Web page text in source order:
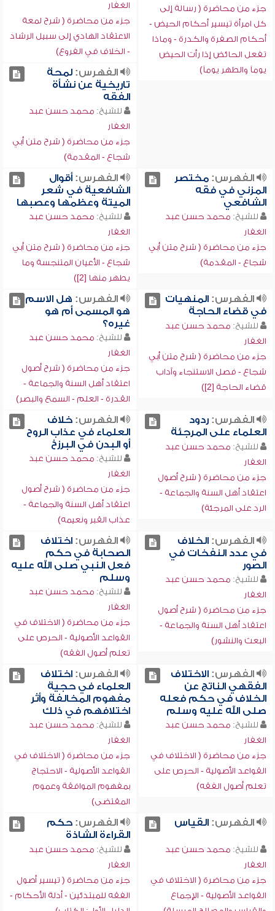
جزء من محاضرة ( رسالة إلى
كل امرأة تيسير أحكام الحيض -
أحكام الصفرة والكدرة - وماذا
تفعل الحائض إذا رأت الحيض
يوماً والطهر يوماً)
الغفار
جزء من محاضرة ( شرح لمعة
الاعتقاد الهادي إلى سبيل الرشاد
- الخلاف في الفروع)
الفهرس:لمحة
تاريخية عن نشأة
الفقه
للشيخ: محمد حسن عبد
الغفار
جزء من محاضرة ( شرح متن أبي
شجاع - المقدمة)
الفهرس:مختصر
المزني في فقه
الشافعي
للشيخ: محمد حسن عبد
الغفار
جزء من محاضرة ( شرح متن أبي
شجاع - المقدمة)
الفهرس:أقوال
الشافعية في شعر
الميتة وعظمها وعصبها
للشيخ: محمد حسن عبد
الغفار
جزء من محاضرة ( شرح متن أبي
شجاع - الأعيان المتنجسة وما
يطهر منها [2])
الفهرس:المنهيات
في قضاء الحاجة
للشيخ: محمد حسن عبد
الغفار
جزء من محاضرة ( شرح متن أبي
شجاع - فصل الاستنجاء وآداب
قضاء الحاجة [2])
الفهرس: هل الاسم
هو المسمى أم هو
غيره؟
للشيخ: محمد حسن عبد
الغفار
جزء من محاضرة ( شرح أصول
اعتقاد أهل السنة والجماعة -
القدرة - العلم - السمع والبصر)
الفهرس:ردود
العلماء على المرجئة
للشيخ: محمد حسن عبد
الغفار
جزء من محاضرة ( شرح أصول
اعتقاد أهل السنة والجماعة -
الرد على المرجئة)
الفهرس:خلاف
العلماء في عذاب الروح
أو البدن في البرزخ
للشيخ: محمد حسن عبد
الغفار
جزء من محاضرة ( شرح أصول
اعتقاد أهل السنة والجماعة -
عذاب القبر ونعيمه)
الفهرس:الخلاف
في عدد النفخات في
الصور
للشيخ: محمد حسن عبد
الغفار
جزء من محاضرة ( شرح أصول
اعتقاد أهل السنة والجماعة -
البعث والنشور)
الفهرس:اختلاف
الصحابة في حكم
فعل النبي صلى الله عليه
وسلم
للشيخ: محمد حسن عبد
الغفار
جزء من محاضرة ( الاختلاف في
القواعد الأصولية - الحرص على
تعلم أصول الفقه)
الفهرس:الاختلاف
الفقهي الناتج عن
الخلاف في حكم فعله
صلى الله عليه وسلم
للشيخ: محمد حسن عبد
الغفار
جزء من محاضرة ( الاختلاف في
القواعد الأصولية - الحرص على
تعلم أصول الفقه)
الفهرس:اختلاف
العلماء في حجية
مفهوم المخالفة وأثر
اختلافهم في ذلك
للشيخ: محمد حسن عبد
الغفار
جزء من محاضرة ( الاختلاف في
القواعد الأصولية - الاحتجاج
بمفهوم الموافقة وعموم
المقتضى)
الفهرس:القياس
للشيخ: محمد حسن عبد
الغفار
جزء من محاضرة ( الاختلاف في
القواعد الأصولية - الإجماع
الفهرس:حكم
القراءة الشاذة
للشيخ: محمد حسن عبد
الغفار
جزء من محاضرة ( تيسير أصول
الفقه للمبتدئين - أدلة الأحكام -